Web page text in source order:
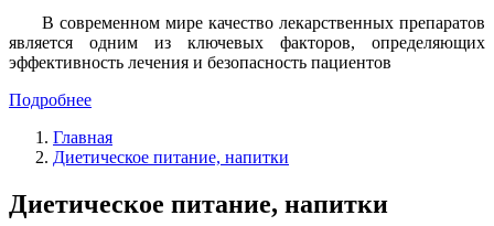
В современном мире качество лекарственных препаратов
является одним из ключевых факторов, определяющих
эффективность лечения и безопасность пациентов
Подробнее
Главная
Диетическое питание, напитки
Диетическое питание, напитки